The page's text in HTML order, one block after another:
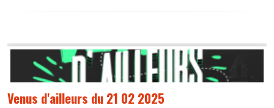
Venus d'ailleurs du 21 02 2025